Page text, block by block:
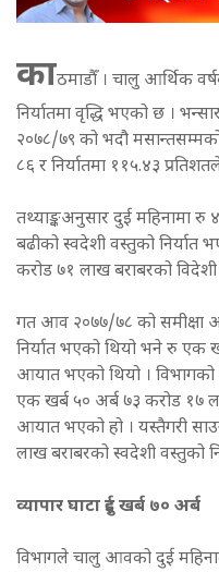
काठमाडौँ । चालु आर्थिक
निर्यातमा वृद्धि भएको छ ।
२०७८/७९ को भदौ
८६ र निर्यातमा ११५.४३
तथ्याङ्कअनुसार दुई महिनामा रु
बढीको स्वदेशी वस्तुको निर्यात
करोड ७१ लाख बराबरको
गत आव २०७७/७८ को समीक्षा
निर्यात भएको थियो भने रु एक
आयात भएको थियो । विभागको
एक खर्ब ५० अर्ब ७३ करोड १७
आयात भएको हो । यस्तैगरी
लाख बराबरको स्वदेशी वस्तुको
व्यापार घाटा दुई खर्ब ७० अर्ब
विभागले चालु आवको दुई